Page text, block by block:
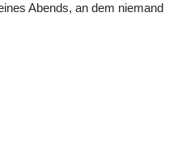
Abends, an dem niemand